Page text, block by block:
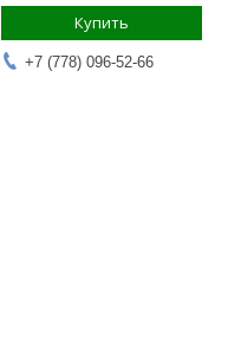
Купить
+7 (778) 096-52-66